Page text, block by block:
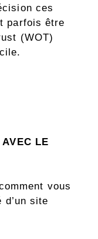
ces
parfois être
(WOT)
LE
vous
site